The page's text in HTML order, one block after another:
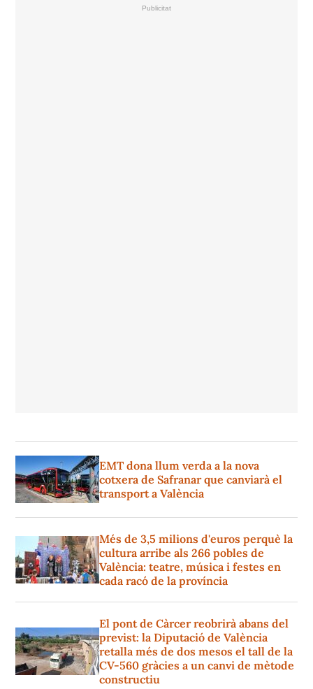
EMT dona llum verda a la nova
cotxera de Safranar que canviarà el
transport a València
Més de 3,5 milions d'euros perquè la
cultura arribe als 266 pobles de
València: teatre, música i festes en
cada racó de la província
El pont de Càrcer reobrirà abans del
previst: la Diputació de València
retalla més de dos mesos el tall de la
CV-560 gràcies a un canvi de mètode
constructiu